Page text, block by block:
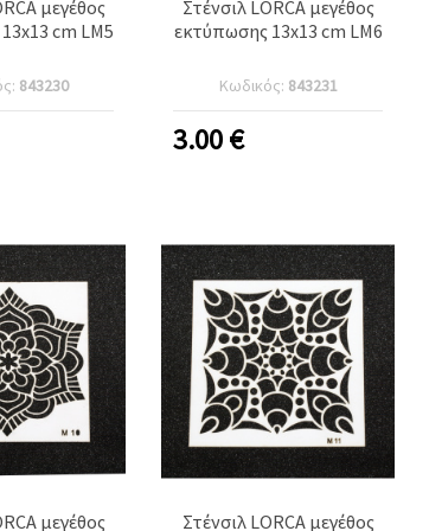
μεγέθος
cm LM5
843230
Στένσιλ LORCA μεγέθος
εκτύπωσης 13x13 cm LM6
Κωδικός: 843231
3.00€
μεγέθος Στένσιλ LORCA μεγέθος